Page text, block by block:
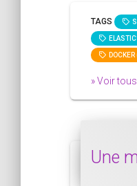
TAGS
» Voir
Une